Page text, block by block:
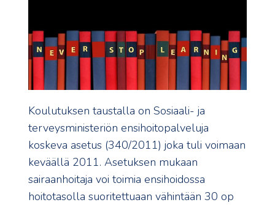
Koulutuksen taustalla on Sosiaali- ja
terveysministeriön ensihoitopalveluja
koskeva asetus (340/2011) joka tuli voimaan
keväällä 2011. Asetuksen mukaan
sairaanhoitaja voi toimia ensihoidossa
hoitotasolla suoritettuaan vähintään 30 op